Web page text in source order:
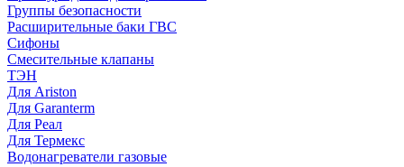
Группы безопасности
Расширительные баки ГВС
Сифоны
Смесительные клапаны
ТЭН
Для Ariston
Для Garanterm
Для Реал
Для Термекс
Водонагреватели газовые